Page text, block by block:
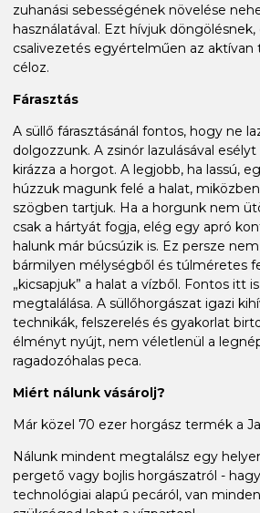
zuhanási sebességének növelése
használatával. Ezt hívjuk döngölésnek,
csalivezetés egyértelműen az aktívan
céloz.
Fárasztás
A süllő fárasztásánál fontos, hogy ne
dolgozzunk. A zsinór lazulásával
kirázza a horgot. A legjobb, ha lassú,
húzzuk magunk felé a halat,
szögben tartjuk. Ha a horgunk nem
csak a hártyát fogja, elég egy apró
halunk már búcsúzik is. Ez persze
bármilyen mélységből és túlméretes
„kicsapjuk” a halat a vízből. Fontos itt
megtalálása. A süllőhorgászat igazi
technikák, felszerelés és gyakorlat
élményt nyújt, nem véletlenül a
ragadozóhalas peca.
Miért nálunk vásárolj?
Már közel 70 ezer horgász termék a
Nálunk mindent megtalálsz egy
pergető vagy bojlis horgászatról -
technológiai alapú pecáról, van